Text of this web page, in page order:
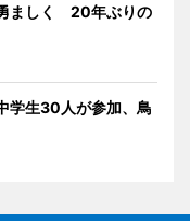
ましく 20年ぶりの
学生30人が参加、鳥